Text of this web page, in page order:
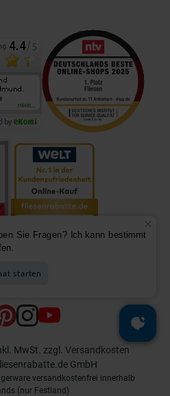
MwSt. zzgl. Versandkosten
GmbH
versandkostenfrei innerhalb
(nur Festland)